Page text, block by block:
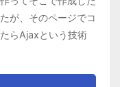
が、そのページでコ
らAjaxという技術